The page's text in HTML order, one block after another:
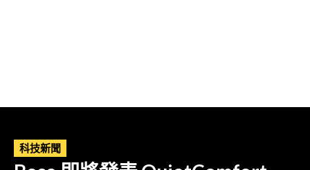
科技新聞